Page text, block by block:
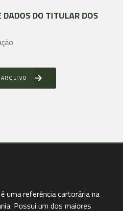
DADOS DO TITULAR DOS
uma referência cartorária na
Possui um dos maiores